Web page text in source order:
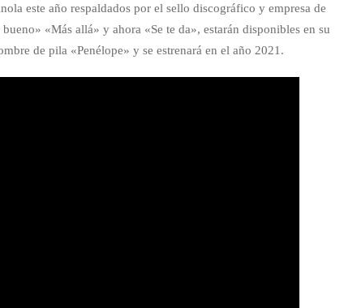
este año respaldados por el sello discográfico y empresa de
«Más allá» y ahora «Se te da», estarán disponibles en su
de pila «Penélope» y se estrenará en el año 2021.